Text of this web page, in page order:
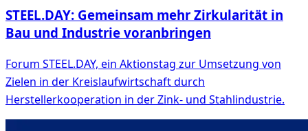
STEEL.DAY: Gemeinsam mehr Zirkularität in
Bau und Industrie voranbringen
Forum STEEL.DAY, ein Aktionstag zur Umsetzung von
Zielen in der Kreislaufwirtschaft durch
Herstellerkooperation in der Zink- und Stahlindustrie.